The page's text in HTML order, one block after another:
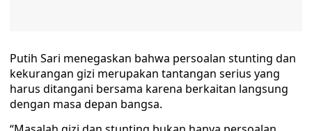
Putih Sari menegaskan bahwa persoalan stunting dan
kekurangan gizi merupakan tantangan serius yang
harus ditangani bersama karena berkaitan langsung
dengan masa depan bangsa.